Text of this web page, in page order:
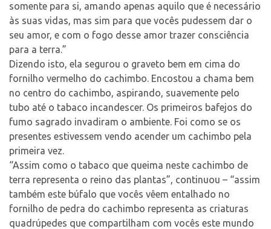
somente para si, amando apenas aquilo que é necessário
às suas vidas, mas sim para que vocês pudessem dar o
seu amor, e com o fogo desse amor trazer consciência
para a terra.”
Dizendo isto, ela segurou o graveto bem em cima do
fornilho vermelho do cachimbo. Encostou a chama bem
no centro do cachimbo, aspirando, suavemente pelo
tubo até o tabaco incandescer. Os primeiros bafejos do
fumo sagrado invadiram o ambiente. Foi como se os
presentes estivessem vendo acender um cachimbo pela
primeira vez.
“Assim como o tabaco que queima neste cachimbo de
terra representa o reino das plantas”, continuou – “assim
também este búfalo que vocês vêem entalhado no
fornilho de pedra do cachimbo representa as criaturas
quadrúpedes que compartilham com vocês este mundo